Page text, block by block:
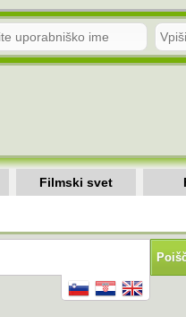
Filmski svet